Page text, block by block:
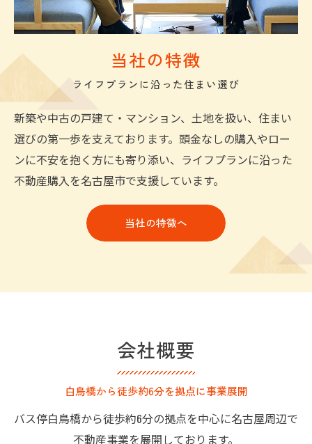
当社の特徴
ライフプランに沿った住まい選び
新築や中古の戸建て・マンション、土地を扱い、住まい
選びの第一歩を支えております。頭金なしの購入やロー
ンに不安を抱く方にも寄り添い、ライフプランに沿った
不動産購入を名古屋市で支援しています。
当社の特徴へ
白鳥橋から徒歩約6分を拠点に事業展開
会社概要
バス停白鳥橋から徒歩約6分の拠点を中心に名古屋周辺で
不動産事業を展開しております。